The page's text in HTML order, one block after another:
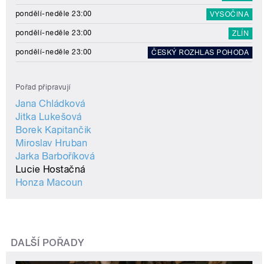
pondělí-neděle 23:00 VYSOČINA
pondělí-neděle 23:00 ZLÍN
pondělí-neděle 23:00 ČESKÝ ROZHLAS POHODA
Pořad připravují
Jana Chládková
Jitka Lukešová
Borek Kapitančik
Miroslav Hruban
Jarka Barboříková
Lucie Hostačná
Honza Macoun
DALŠÍ POŘADY